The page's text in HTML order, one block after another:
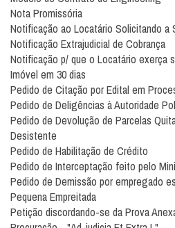
Nota Promissória
Notificação ao Locatário Solicitando a
Notificação Extrajudicial de Cobrança
Notificação p/ que o Locatário exerça
Imóvel em 30 dias
Pedido de Citação por Edital em
Pedido de Deligências à Autoridade
Pedido de Devolução de Parcelas
Desistente
Pedido de Habilitação de Crédito
Pedido de Interceptação feito pelo
Pedido de Demissão por empregado
Pequena Empreitada
Petição discordando-se da Prova